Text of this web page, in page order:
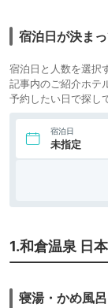
望
9.和倉温泉 能州いろ
は
宿泊日が決ま
宿泊日と人数を選択
記事内のご紹介ホテ
予約したい日で探し
宿泊日
未指定
1.和倉温泉 日
寝湯・かめ風